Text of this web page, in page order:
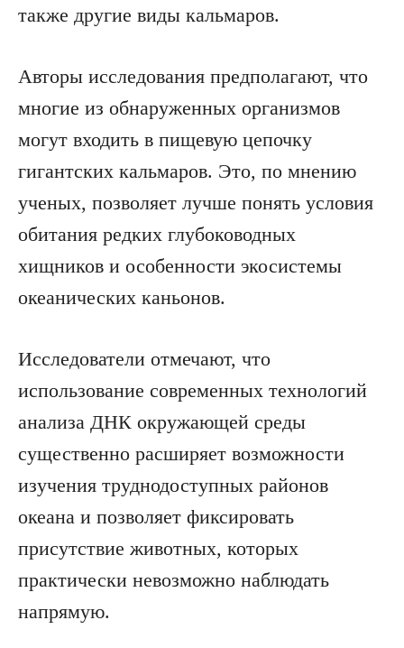
также другие виды кальмаров.
Авторы исследования предполагают, что
многие из обнаруженных организмов
могут входить в пищевую цепочку
гигантских кальмаров. Это, по мнению
ученых, позволяет лучше понять условия
обитания редких глубоководных
хищников и особенности экосистемы
океанических каньонов.
Исследователи отмечают, что
использование современных технологий
анализа ДНК окружающей среды
существенно расширяет возможности
изучения труднодоступных районов
океана и позволяет фиксировать
присутствие животных, которых
практически невозможно наблюдать
напрямую.